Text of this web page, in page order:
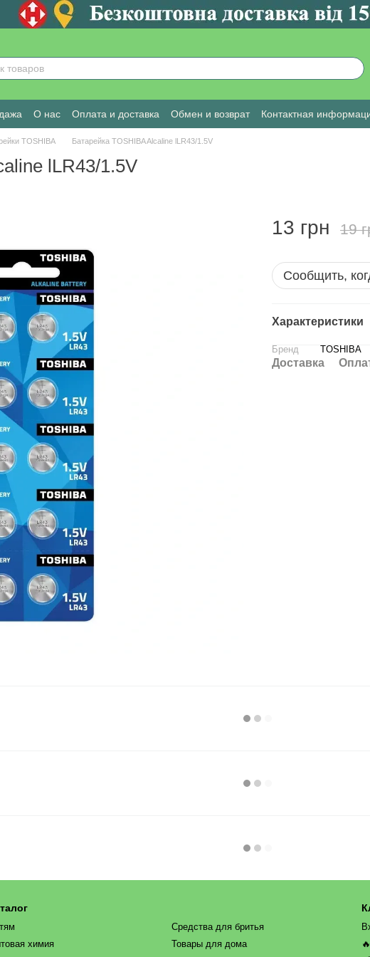
О нас Оплата и доставка Обмен и возврат
Контактная
соглашение
Отзывы о магазине
TOSHIBA Батарейка TOSHIBA Alcaline lLR43/1.5V
lLR43/1.5V
13 грн 19
Сообщить,
Характеристики
Бренд TOSHIBA
Доставка
химия
Средства для бритья
Товары для дома